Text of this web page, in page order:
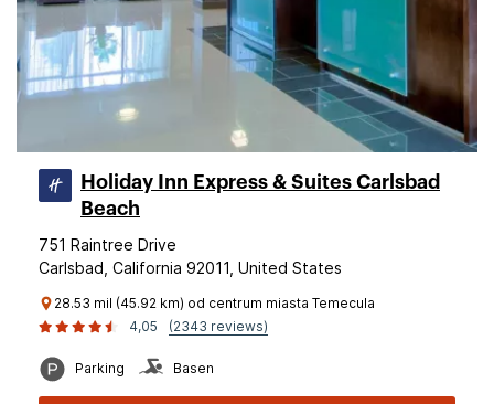
Holiday Inn Express & Suites Carlsbad
Beach
751 Raintree Drive
Carlsbad, California 92011, United States
28.53 mil (45.92 km) od centrum miasta Temecula
4,05
(2343 reviews)
Parking Basen